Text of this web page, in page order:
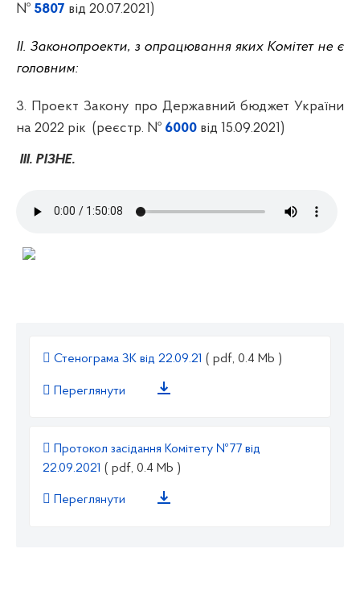
№ 5807 від 20.07.2021)
ІІ. Законопроекти, з опрацювання яких Комітет не є
головним:
3. Проект Закону про Державний бюджет України
на 2022 рік (реєстр. № 6000 від 15.09.2021)
ІІІ. РІЗНЕ.
Стенограма ЗК від 22.09.21 ( pdf, 0.4 Mb )
Переглянути
Протокол засідання Комітету №77 від
22.09.2021 ( pdf, 0.4 Mb )
Переглянути